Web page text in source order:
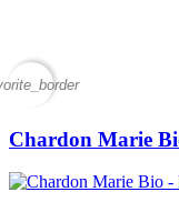
Chardon Marie